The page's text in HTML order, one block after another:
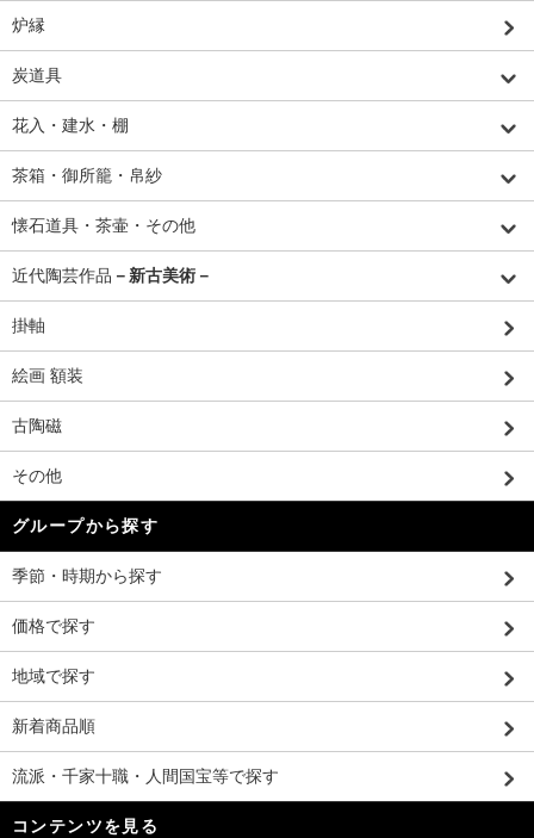
炉縁
炭道具
花入・建水・棚
茶箱・御所籠・帛紗
懐石道具・茶壷・その他
近代陶芸作品 －新古美術－
掛軸
絵画 額装
古陶磁
その他
グループから探す
季節・時期から探す
価格で探す
地域で探す
新着商品順
流派・千家十職・人間国宝等で探す
コンテンツを見る